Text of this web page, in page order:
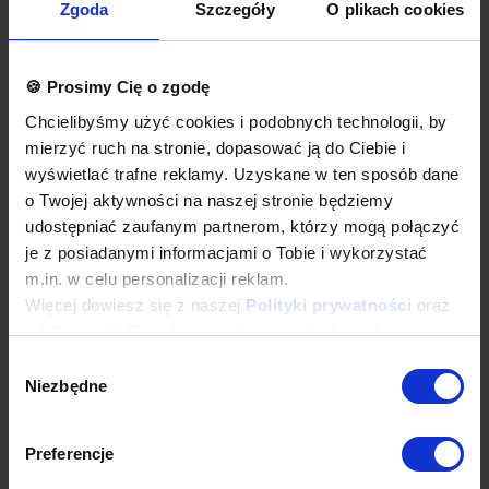
Zgoda Szczegóły O plikach cookies
🍪 Prosimy Cię o zgodę
Chcielibyśmy użyć cookies i podobnych technologii, by
mierzyć ruch na stronie, dopasować ją do Ciebie i
wyświetlać trafne reklamy. Uzyskane w ten sposób dane
o Twojej aktywności na naszej stronie będziemy
udostępniać zaufanym partnerom, którzy mogą połączyć
je z posiadanymi informacjami o Tobie i wykorzystać
m.in. w celu personalizacji reklam.
Więcej dowiesz się z naszej Polityki prywatności oraz
zInformacji Google o przetwarzaniu danych.
zgody
Niezbędne
Preferencje
więcej indywidualnych nieprzelotowych modułów.
Okapy wyposażone są w system otworów i zawiesi
umożliwiających montaż.
wyposażenie okapu.
Okap należy podłączyć do wentylatora lub instalacji
wentylacyjnej w budynku.
Opcje dodatkowe
łapacze tłuszczu wielokrotnego użytku, do mycia w każdej
zmywarce
oświetlenie
wykonanie w standardzie AISI 304
dodatkowa gwarancja
odpowiednich opcji przed dodaniem produktu do koszyka. W
przypadku niestandardowych wymagań dotyczących produktu
Najwyższa jakość wykonania